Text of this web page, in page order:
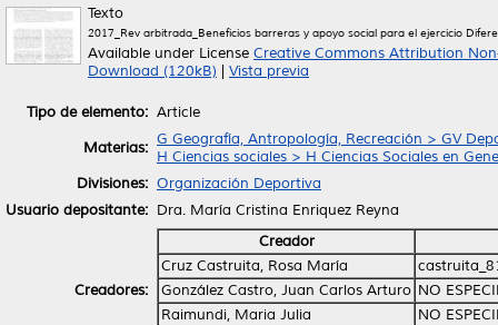
Texto
2017_Rev arbitrada_Beneficios barreras y apoyo social para el ejercicio
Available under License Creative Commons Attribution
Download (120kB)
Vista previa
Tipo de elemento: Article
Materias: G Geografía, Antropología, Recreación > GV
H Ciencias sociales > H Ciencias Sociales en
Divisiones: Organización Deportiva
Usuario depositante: Dra. María Cristina Enriquez Reyna
Creadores:
Creador
Cruz Castruita, Rosa María
González Castro, Juan Carlos Arturo NO
Raimundi, Maria Julia
NO